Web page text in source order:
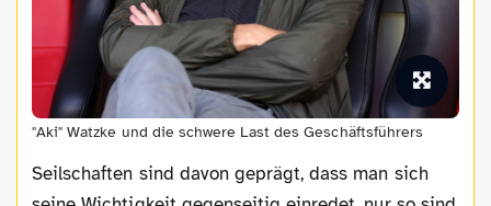
"Aki" Watzke und die schwere Last des Geschäftsführers
Seilschaften sind davon geprägt, dass man sich